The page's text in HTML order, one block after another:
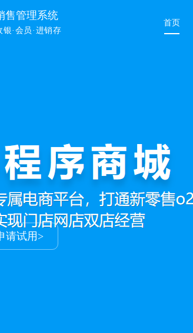
售管理系统
银·会员·进销存
首页
店进销存+会员+收银+业绩
更容易
费试用>
请试用>